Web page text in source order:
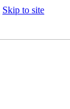
Skip to site